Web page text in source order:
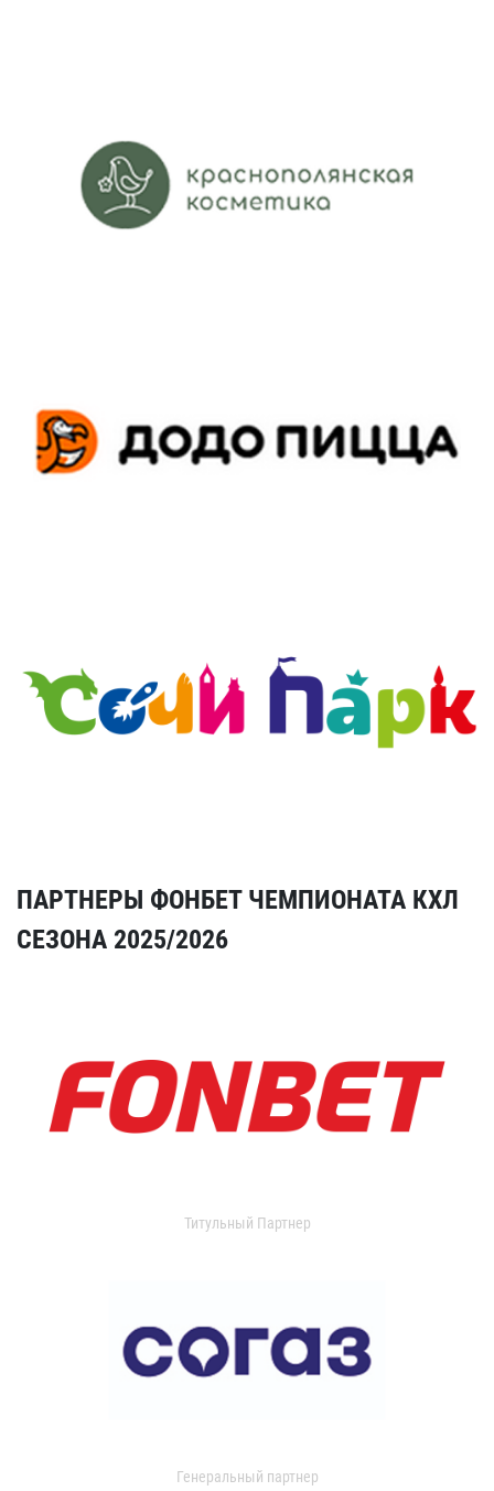
ПАРТНЕРЫ ФОНБЕТ ЧЕМПИОНАТА КХЛ
СЕЗОНА 2025/2026
Титульный Партнер
Генеральный партнер